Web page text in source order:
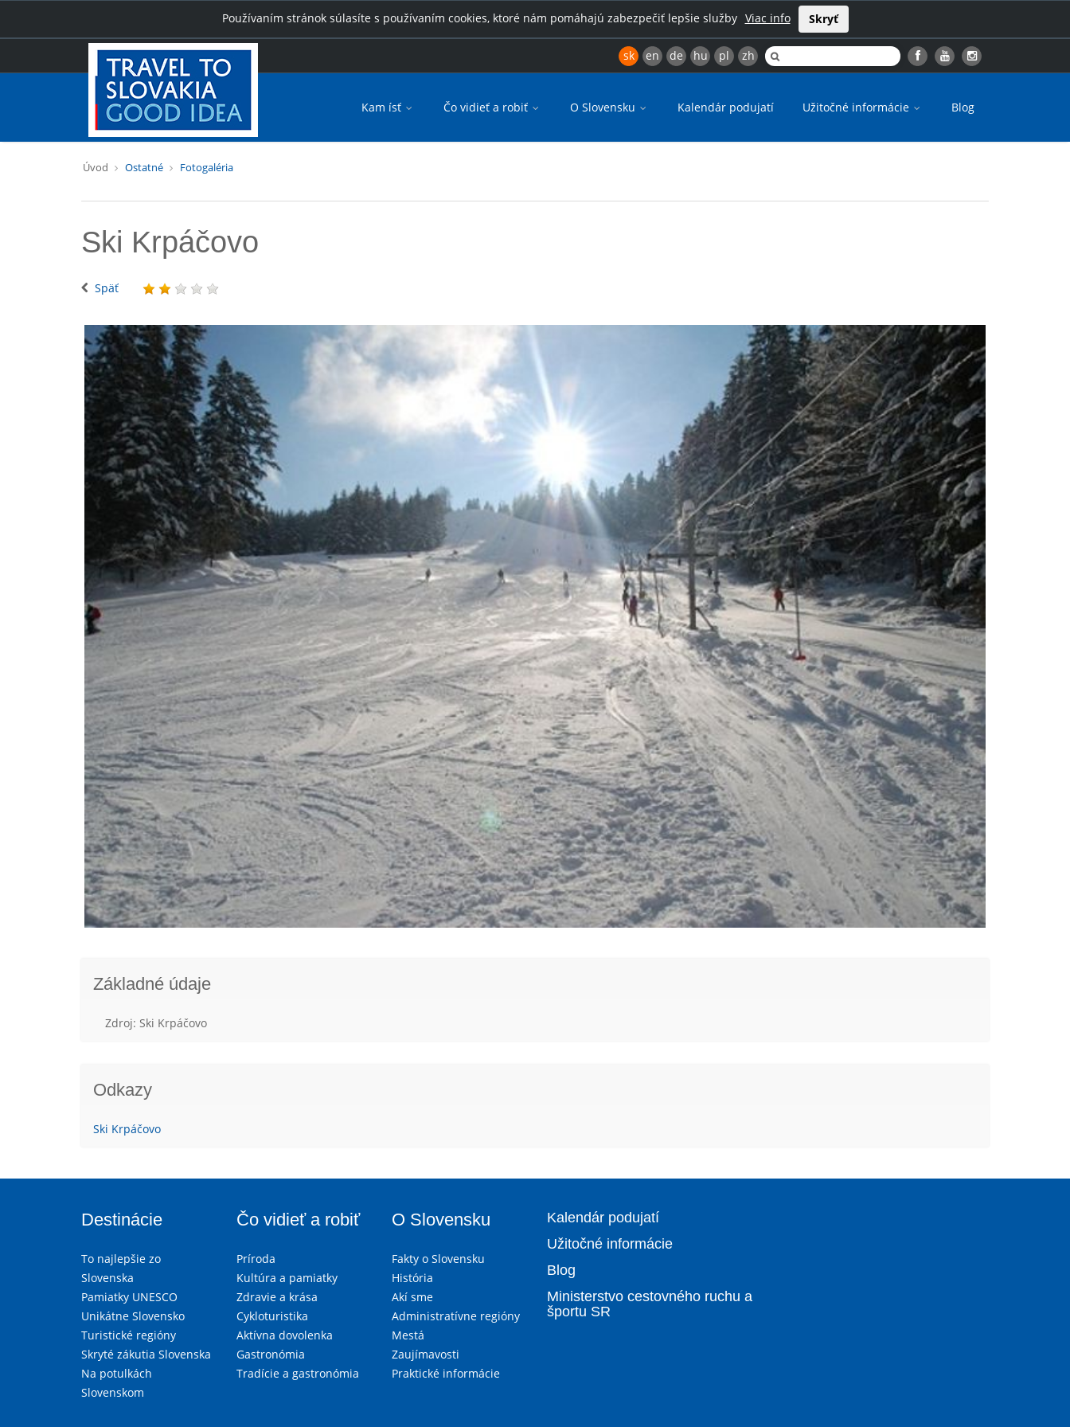
Používaním stránok súlasíte s používaním cookies, ktoré nám pomáhajú zabezpečiť lepšie služby Viac info Skryť
sk en de hu pl zh
Kam ísť Čo vidieť a robiť O Slovensku Kalendár podujatí Užitočné informácie Blog
Úvod Ostatné Fotogaléria
Ski Krpáčovo
Späť
Základné údaje
Zdroj: Ski Krpáčovo
Odkazy
Ski Krpáčovo
Destinácie
To najlepšie zo
Slovenska
Pamiatky UNESCO
Unikátne Slovensko
Turistické regióny
Skryté zákutia Slovenska
Na potulkách
Slovenskom
Čo vidieť a robiť
Príroda
Kultúra a pamiatky
Zdravie a krása
Cykloturistika
Aktívna dovolenka
Gastronómia
Tradície a gastronómia
O Slovensku
Fakty o Slovensku
História
Akí sme
Administratívne regióny
Mestá
Zaujímavosti
Praktické informácie
Kalendár podujatí
Užitočné informácie
Blog
Ministerstvo cestovného ruchu a
športu SR